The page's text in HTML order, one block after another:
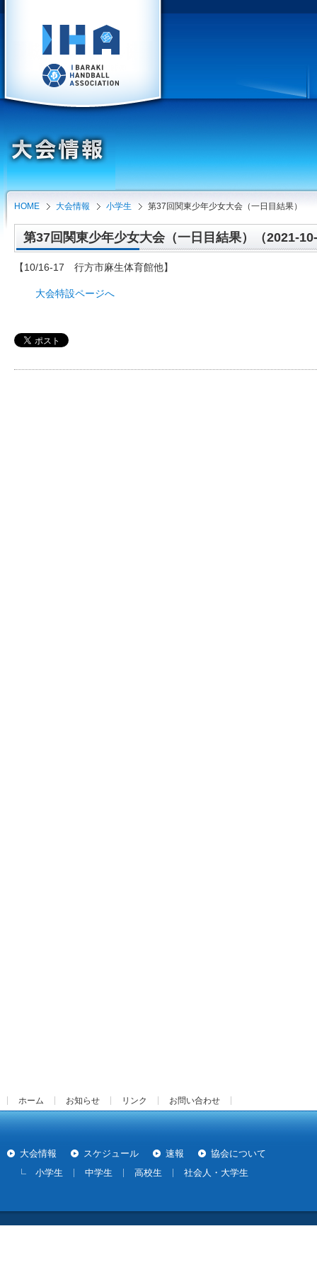
HOME 大会情報 小学生 第37回関東少年少女大会（一日目結果）
第37回関東少年少女大会（一日目結果）（2021-
【10/16-17 行方市麻生体育館他】
大会特設ページへ
ホーム お知らせ リンク お問い合わせ
大会情報 スケジュール 速報
協会について
小学生
中学生 高校生 社会人・大学生